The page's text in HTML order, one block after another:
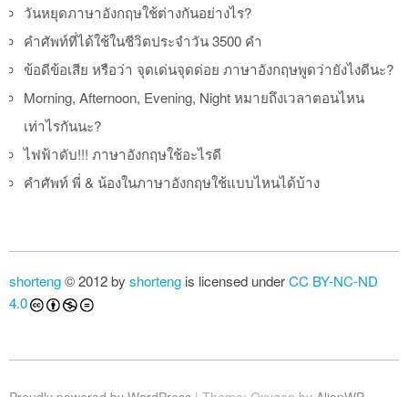
วันหยุดภาษาอังกฤษใช้ต่างกันอย่างไร?
คำศัพท์ที่ได้ใช้ในชีวิตประจำวัน 3500 คำ
ข้อดีข้อเสีย หรือว่า จุดเด่นจุดด่อย ภาษาอังกฤษพูดว่ายังไงดีนะ?
Morning, Afternoon, Evening, Night หมายถึงเวลาตอนไหน
เท่าไรกันนะ?
ไฟฟ้าดับ!!! ภาษาอังกฤษใช้อะไรดี
คำศัพท์ พี่ & น้องในภาษาอังกฤษใช้แบบไหนได้บ้าง
shorteng© 2012 by shorteng is licensed underCC BY-NC-ND
4.0